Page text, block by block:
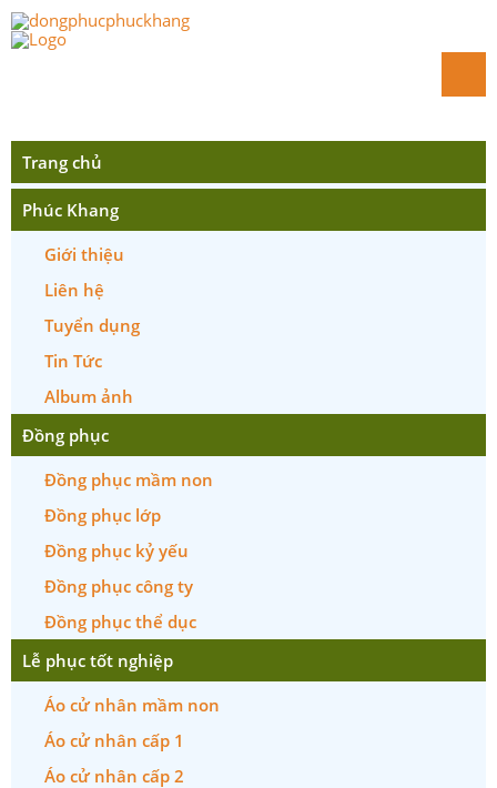
Trang chủ
Phúc Khang
Giới thiệu
Liên hệ
Tuyển dụng
Tin Tức
Album ảnh
Đồng phục
Đồng phục mầm non
Đồng phục lớp
Đồng phục kỷ yếu
Đồng phục công ty
Đồng phục thể dục
Lễ phục tốt nghiệp
Áo cử nhân mầm non
Áo cử nhân cấp 1
Áo cử nhân cấp 2